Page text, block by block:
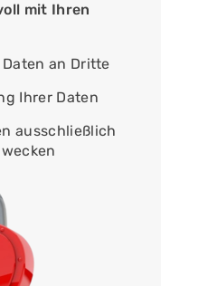
mit Ihren
an Dritte
Ihrer Daten
ausschließlich